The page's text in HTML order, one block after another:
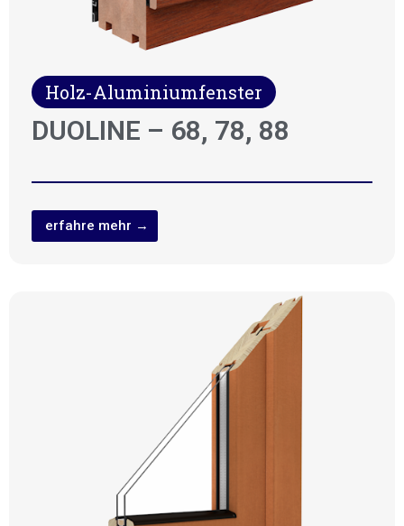
Holz-Aluminiumfenster
DUOLINE – 68, 78, 88
erfahre mehr →